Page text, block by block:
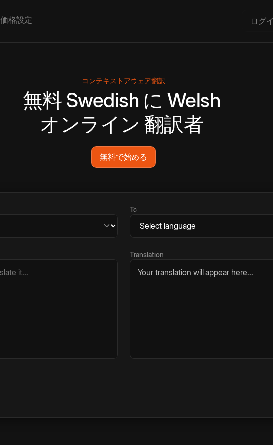
価格設定 ログ
コンテキストアウェア翻訳
無料 Swedish に Welsh
オンライン 翻訳者
無料で始める
To
Translation
Your translation will appear here...